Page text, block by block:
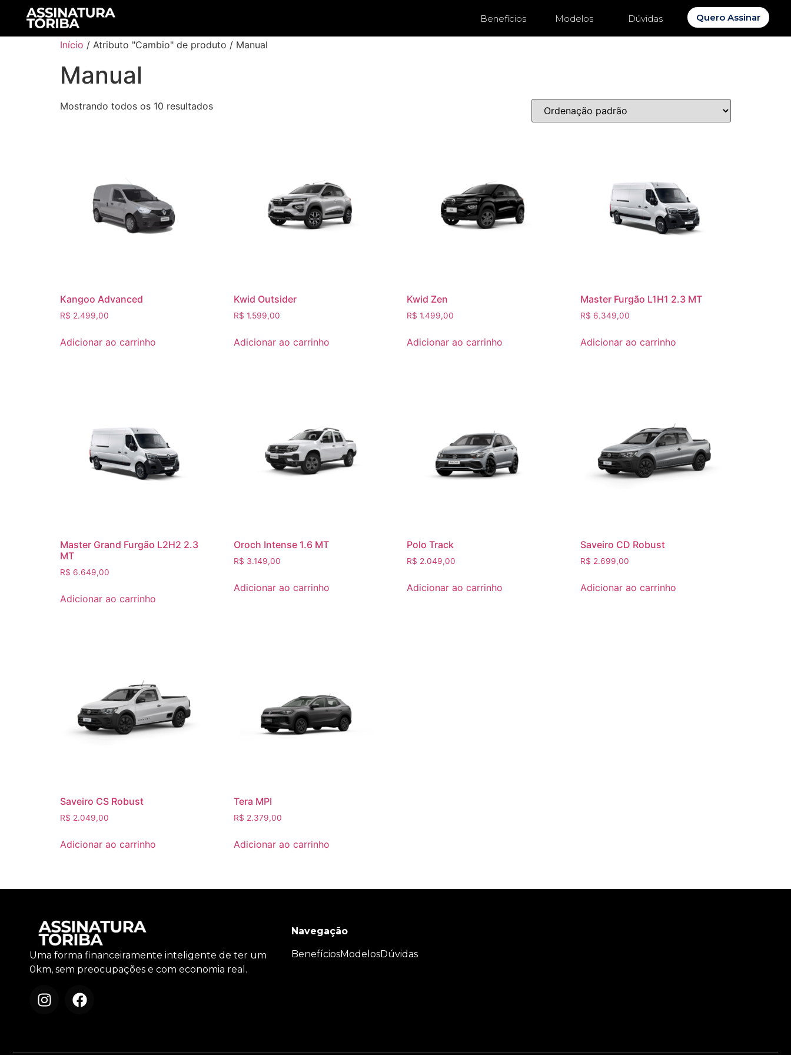
Benefícios Modelos Dúvidas Quero Assinar
Início / Atributo "Cambio" de produto / Manual
Manual
Mostrando todos os 10 resultados
Kangoo Advanced
R$ 2.499,00
Adicionar ao carrinho
Kwid Outsider
R$ 1.599,00
Adicionar ao carrinho
Kwid Zen
R$ 1.499,00
Adicionar ao carrinho
Master Furgão L1H1 2.3 MT
R$ 6.349,00
Adicionar ao carrinho
Master Grand Furgão L2H2 2.3
MT
R$ 6.649,00
Adicionar ao carrinho
Oroch Intense 1.6 MT
R$ 3.149,00
Adicionar ao carrinho
Polo Track
R$ 2.049,00
Adicionar ao carrinho
Saveiro CD Robust
R$ 2.699,00
Adicionar ao carrinho
Saveiro CS Robust
R$ 2.049,00
Adicionar ao carrinho
Tera MPI
R$ 2.379,00
Adicionar ao carrinho
Uma forma financeiramente inteligente de ter um
0km, sem preocupações e com economia real.
Navegação
BenefíciosModelosDúvidas